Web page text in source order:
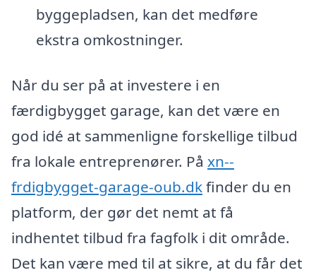
byggepladsen, kan det medføre
ekstra omkostninger.
Når du ser på at investere i en
færdigbygget garage, kan det være en
god idé at sammenligne forskellige tilbud
fra lokale entreprenører. På xn--
frdigbygget-garage-oub.dkfinder du en
platform, der gør det nemt at få
indhentet tilbud fra fagfolk i dit område.
Det kan være med til at sikre, at du får det